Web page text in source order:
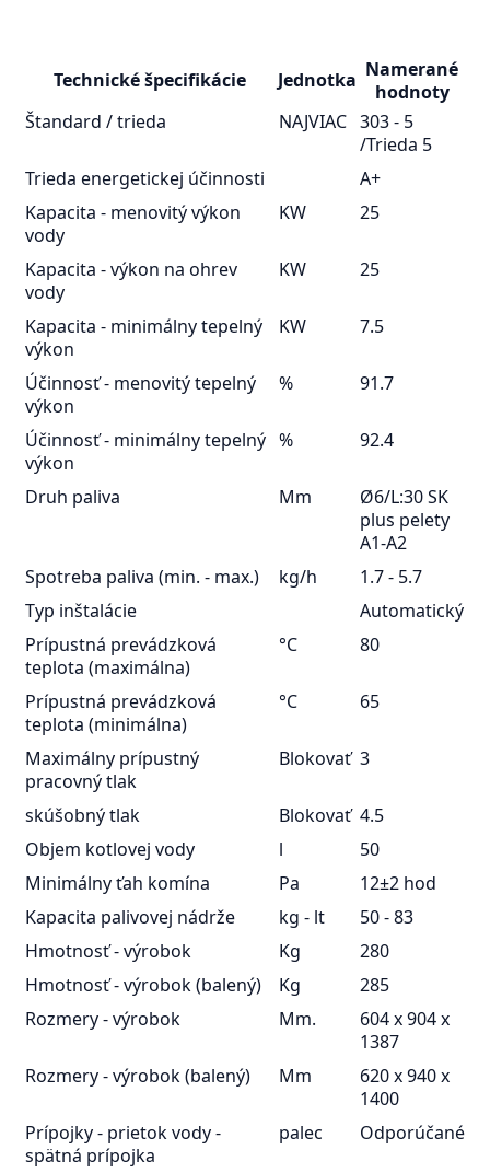
Technické špecifikácie Jednotka Namerané
hodnoty
Štandard / trieda
NAJVIAC 303 - 5
/Trieda 5
Trieda energetickej účinnosti
A+
Kapacita - menovitý výkon
vody
KW 25
Kapacita - výkon na ohrev
vody
KW 25
Kapacita - minimálny tepelný
výkon
KW 7.5
Účinnosť - menovitý tepelný
výkon
% 91.7
Účinnosť - minimálny tepelný
výkon
% 92.4
Druh paliva Mm
Ø6/L:30 SK
plus pelety
A1-A2
Spotreba paliva (min. - max.)
kg/h
1.7 - 5.7
Typ inštalácie
Automatický
Prípustná prevádzková
teplota (maximálna)
°C 80
Prípustná prevádzková
teplota (minimálna)
°C 65
Maximálny prípustný
pracovný tlak
Blokovať 3
skúšobný tlak Blokovať 4.5
Objem kotlovej vody
l
50
Minimálny ťah komína
Pa
12±2 hod
Kapacita palivovej nádrže
kg - lt
50 - 83
Hmotnosť - výrobok
Kg
280
Hmotnosť - výrobok (balený)
Kg
285
Rozmery - výrobok
Mm.
604 x 904 x
1387
Rozmery - výrobok (balený)
Mm
620 x 940 x
1400
Prípojky - prietok vody -
spätná prípojka
palec Odporúčané